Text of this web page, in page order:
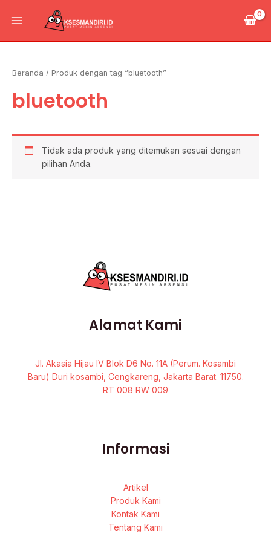
Beranda / Produk dengan tag “bluetooth”
bluetooth
Tidak ada produk yang ditemukan sesuai dengan
pilihan Anda.
Alamat Kami
Jl. Akasia Hijau IV Blok D6 No. 11A (Perum. Kosambi
Baru) Duri kosambi, Cengkareng, Jakarta Barat. 11750.
RT 008 RW 009
Informasi
Artikel
Produk Kami
Kontak Kami
Tentang Kami